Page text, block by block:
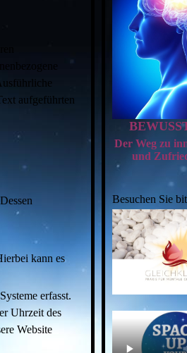
aufgeführten
kann es
erfasst.
Uhrzeit des
Website
Der Weg zu
und
Besuchen Sie